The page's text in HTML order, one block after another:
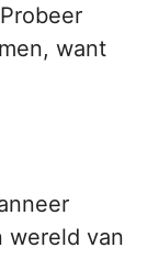
want
wereld van